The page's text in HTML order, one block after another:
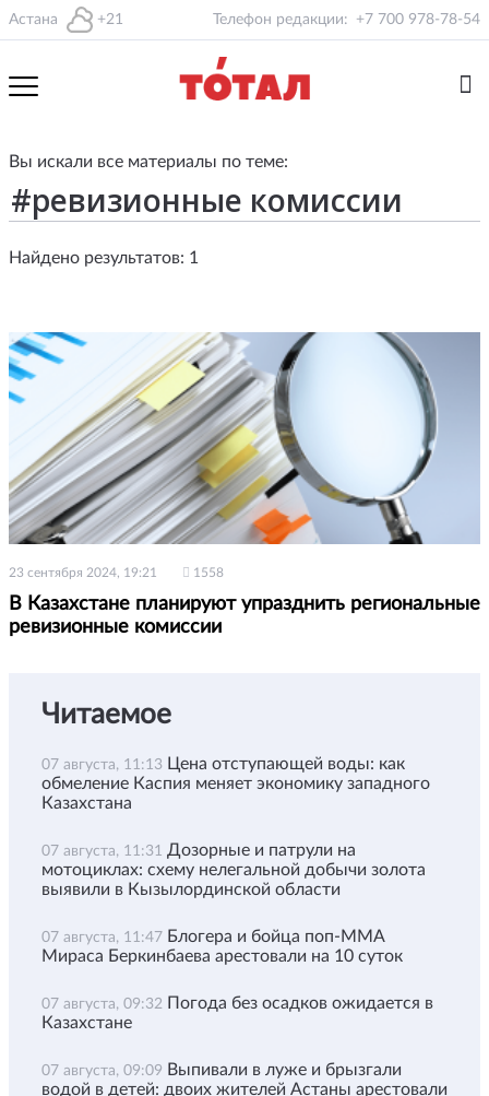
Астана +21 Телефон редакции: +7 700 978-78-54
Вы искали все материалы по теме:
Найдено результатов: 1
23 сентября 2024, 19:21 1558
В Казахстане планируют упразднить региональные
ревизионные комиссии
Читаемое
07 августа, 11:13 Цена отступающей воды: как
обмеление Каспия меняет экономику западного
Казахстана
07 августа, 11:31 Дозорные и патрули на
мотоциклах: схему нелегальной добычи золота
выявили в Кызылординской области
07 августа, 11:47 Блогера и бойца поп-ММА
Мираса Беркинбаева арестовали на 10 суток
07 августа, 09:32 Погода без осадков ожидается в
Казахстане
07 августа, 09:09 Выпивали в луже и брызгали
водой в детей: двоих жителей Астаны арестовали